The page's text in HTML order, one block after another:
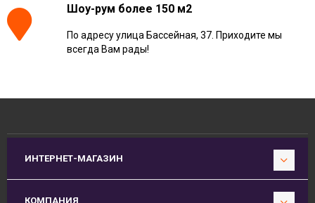
Шоу-рум более 150 м2
По адресу улица Бассейная, 37. Приходите мы
всегда Вам рады!
ИНТЕРНЕТ-МАГАЗИН
КОМПАНИЯ